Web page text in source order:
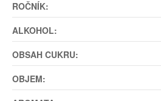
ROČNÍK:
ALKOHOL:
OBSAH CUKRU:
OBJEM: